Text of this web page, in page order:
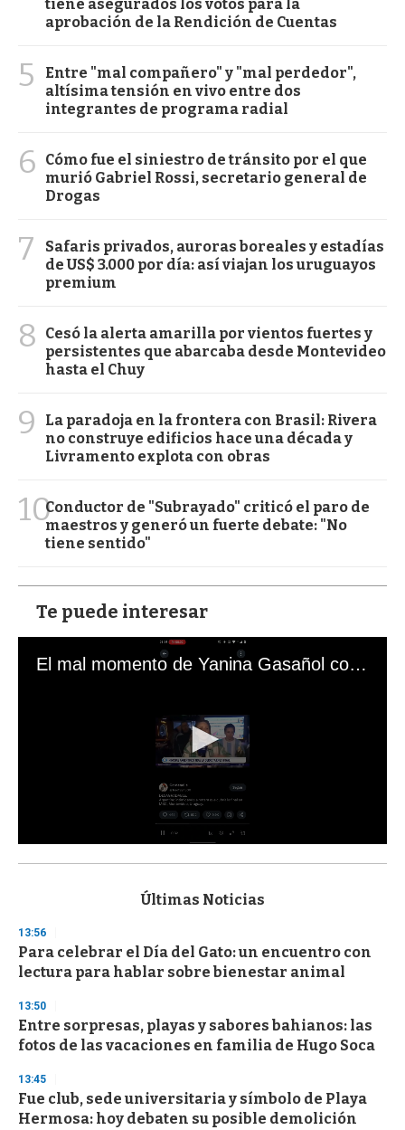
tiene asegurados los votos para la
aprobación de la Rendición de Cuentas
5
Entre "mal compañero" y "mal perdedor",
altísima tensión en vivo entre dos
integrantes de programa radial
6
Cómo fue el siniestro de tránsito por el que
murió Gabriel Rossi, secretario general de
Drogas
7
Safaris privados, auroras boreales y estadías
de US$ 3.000 por día: así viajan los uruguayos
premium
8
Cesó la alerta amarilla por vientos fuertes y
persistentes que abarcaba desde Montevideo
hasta el Chuy
9
La paradoja en la frontera con Brasil: Rivera
no construye edificios hace una década y
Livramento explota con obras
10Conductor de "Subrayado" criticó el paro de
maestros y generó un fuerte debate: "No
tiene sentido"
Te puede interesar
El mal momento de Yanina Gasañol con un hincha argentino en "Subrayado"
s
d
s
o
f
3
s
e
c
n
d
s
Últimas Noticias
13:56
Para celebrar el Día del Gato: un encuentro con
lectura para hablar sobre bienestar animal
13:50
Entre sorpresas, playas y sabores bahianos: las
fotos de las vacaciones en familia de Hugo Soca
13:45
Fue club, sede universitaria y símbolo de Playa
Hermosa: hoy debaten su posible demolición